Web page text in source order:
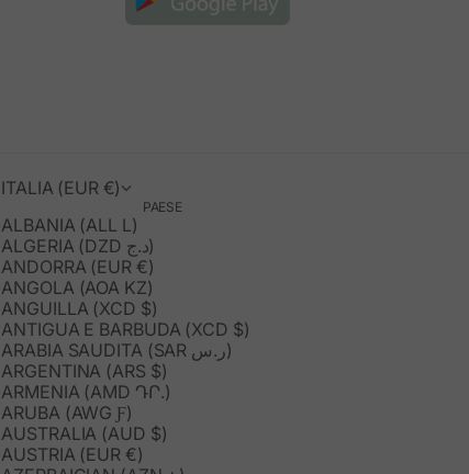
ITALIA (EUR €)
PAESE
ALBANIA (ALL L)
ALGERIA (DZD د.ج)
ANDORRA (EUR €)
ANGOLA (AOA KZ)
ANGUILLA (XCD $)
ANTIGUA E BARBUDA (XCD $)
ARABIA SAUDITA (SAR ر.س)
ARGENTINA (ARS $)
ARMENIA (AMD ԴՐ.)
ARUBA (AWG Ƒ)
AUSTRALIA (AUD $)
AUSTRIA (EUR €)